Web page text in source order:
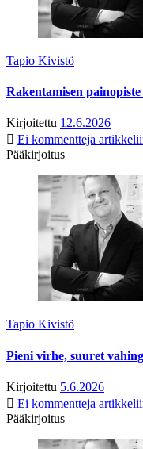
Tapio Kivistö
Rakentamisen
Kirjoitettu 12.6.2026
Ei kommentteja
Pääkirjoitus
Tapio Kivistö
Pieni virhe, suuret
Kirjoitettu 5.6.2026
Ei kommentteja
Pääkirjoitus